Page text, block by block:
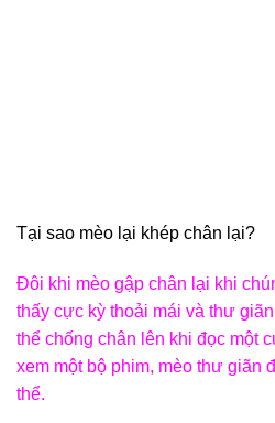
Tại sao mèo lại khép chân lại?
Đôi khi mèo gập chân lại khi
thấy cực kỳ thoải mái và thư
thể chống chân lên khi đọc một
xem một bộ phim, mèo thư giãn
thể.